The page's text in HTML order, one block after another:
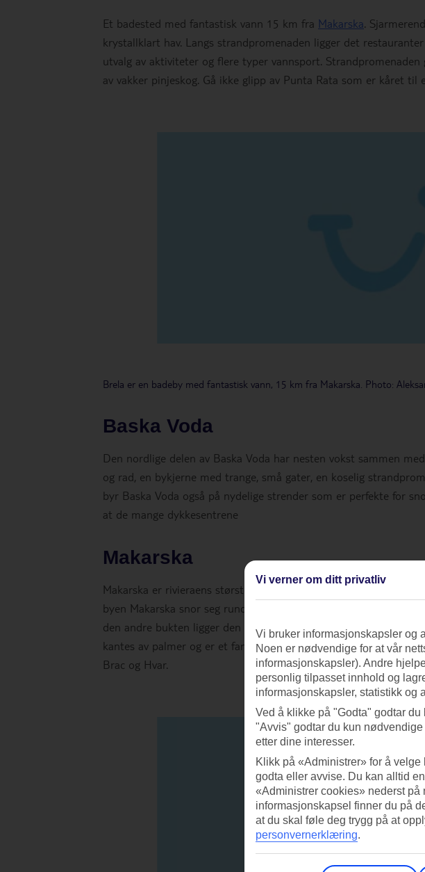
Et badested med fantastisk vann 15 km fra Makarska.
krystallklart hav. Langs strandpromenaden ligger det
utvalg av aktiviteter og flere typer vannsport.
av vakker pinjeskog. Gå ikke glipp av Punta Rata som er kåret til
Brela er en badeby med fantastisk vann, 15 km fra Makarska. Photo:
Baska Voda
Den nordlige delen av Baska Voda har nesten vokst sammen
og rad, en bykjerne med trange, små gater, en koselig
byr Baska Voda også på nydelige strender som er perfekte for
at de mange dykkesentrene
Makarska
Makarska er rivieraens største by. Det er en vakker by omgitt av
byen Makarska snor seg rundt to bukter. Den ene består av en
den andre bukten ligger den store havnen med ferger,
kantes av palmer og er et fantastisk sted å gå tur. Det er også
Brac og Hvar.
Vi verner om ditt privatliv
Vi bruker informasjonskapsler og
Noen er nødvendige for at vår
informasjonskapsler). Andre
personlig tilpasset innhold og
informasjonskapsler, statistikk og
Ved å klikke på "Godta" godtar
"Avvis" godtar du kun
etter dine interesser.
Klikk på «Administrer» for å
godta eller avvise. Du kan alltid
«Administrer cookies» nederst
informasjonskapsel finner du på
at du skal føle deg trygg på at
personvernerklæring.